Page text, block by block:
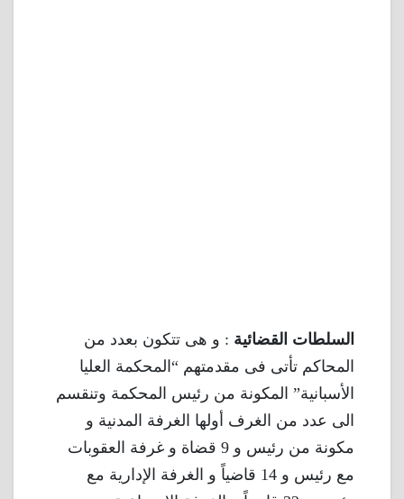
السلطات القضائية : و هى تتكون بعدد من
المحاكم تأتى فى مقدمتهم “المحكمة العليا
الأسبانية” المكونة من رئيس المحكمة وتنقسم
الى عدد من الغرف أولها الغرفة المدنية و
مكونة من رئيس و 9 قضاة و غرفة العقوبات
مع رئيس و 14 قاضياً و الغرفة الإدارية مع